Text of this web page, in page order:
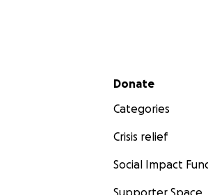
Secondary menu
Donate
Categories
Crisis relief
Social Impact
Supporter Space